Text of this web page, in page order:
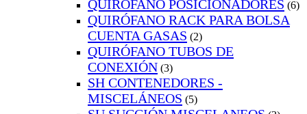
QUIRÓFANO POSICIONADORES (6)
QUIRÓFANO RACK PARA BOLSA
CUENTA GASAS (2)
QUIRÓFANO TUBOS DE
CONEXIÓN (3)
SH CONTENEDORES -
MISCELÁNEOS (5)